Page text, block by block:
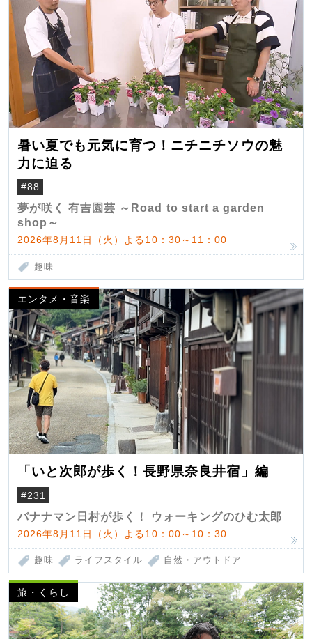
暑い夏でも元気に育つ！ニチニチソウの魅
力に迫る
#88
夢が咲く 有吉園芸 ～Road to start a garden
shop～
2026年8月11日（火）よる10：30～11：00
趣味
エンタメ・音楽
「いと次郎が歩く！長野県奈良井宿」編
#231
バナナマン日村が歩く！ ウォーキングのひむ太郎
2026年8月11日（火）よる10：00～10：30
趣味 ライフスタイル 自然・アウトドア
旅・くらし